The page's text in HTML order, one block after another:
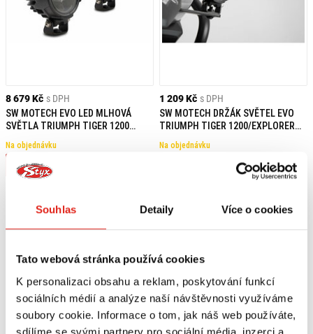
Souhlas Detaily Více o cookies
Tato webová stránka používá cookies
K personalizaci obsahu a reklam, poskytování funkcí
sociálních médií a analýze naší návštěvnosti využíváme
soubory cookie. Informace o tom, jak náš web používáte,
sdílíme se svými partnery pro sociální média, inzerci a
8 679 Kč s DPH
SW MOTECH EVO LED MLHOVÁ
SVĚTLA TRIUMPH TIGER 1200
Na objednávku
Koupit
1 209 Kč s DPH
SW MOTECH DRŽÁK SVĚTEL EVO
TRIUMPH TIGER 1200/EXPLORER
Na objednávku